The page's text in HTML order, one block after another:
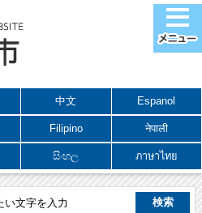
中文 Espanol
Filipino नेपाली
සිංහල ภาษาไทย